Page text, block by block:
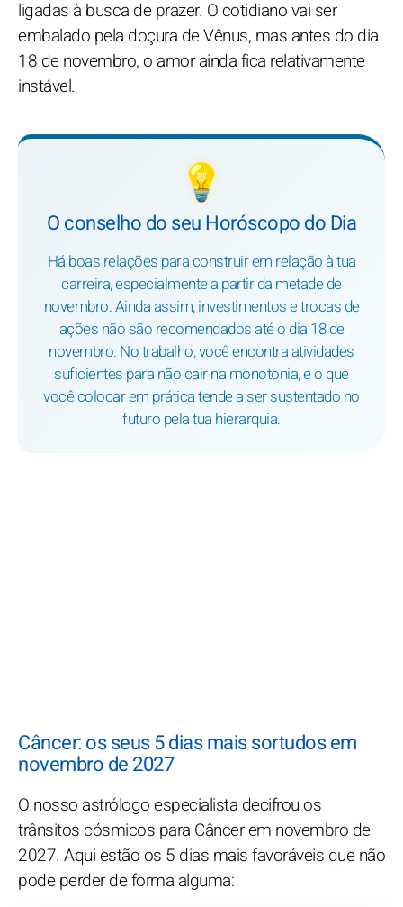
ligadas à busca de prazer. O cotidiano vai ser
embalado pela doçura de Vênus, mas antes do dia
18 de novembro, o amor ainda fica relativamente
instável.
💡
O conselho do seu Horóscopo do Dia
Há boas relações para construir em relação à tua
carreira, especialmente a partir da metade de
novembro. Ainda assim, investimentos e trocas de
ações não são recomendados até o dia 18 de
novembro. No trabalho, você encontra atividades
suficientes para não cair na monotonia, e o que
você colocar em prática tende a ser sustentado no
futuro pela tua hierarquia.
Câncer: os seus 5 dias mais sortudos em
novembro de 2027
O nosso astrólogo especialista decifrou os
trânsitos cósmicos para Câncer em novembro de
2027. Aqui estão os 5 dias mais favoráveis que não
pode perder de forma alguma: